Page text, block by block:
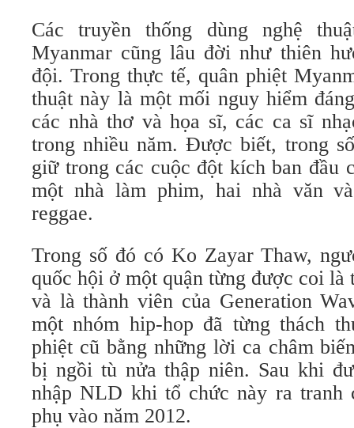
Các truyền thống dùng nghệ
Myanmar cũng lâu đời như thiên
đội. Trong thực tế, quân phiệt
thuật này là một mối nguy hiểm
các nhà thơ và họa sĩ, các ca sĩ
trong nhiều năm. Được biết, trong
giữ trong các cuộc đột kích ban đầu
một nhà làm phim, hai nhà văn
reggae.
Trong số đó có Ko Zayar Thaw,
quốc hội ở một quận từng được coi là
và là thành viên của Generation
một nhóm hip-hop đã từng thách
phiệt cũ bằng những lời ca châm
bị ngồi tù nửa thập niên. Sau khi
nhập NLD khi tổ chức này ra tranh
phụ vào năm 2012.